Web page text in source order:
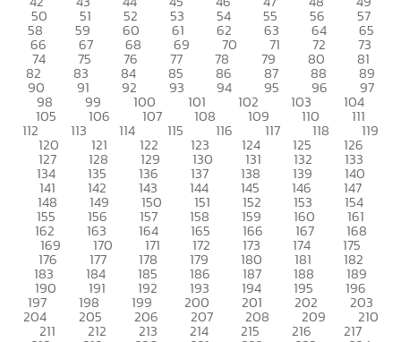
50 51 52 53 54 55 56 57
58 59 60 61 62 63 64 65
66 67 68 69 70 71 72 73
74 75 76 77 78 79 80 81
82 83 84 85 86 87 88 89
90 91 92 93 94 95 96 97
98 99 100 101 102 103 104
105 106 107 108 109 110 111
112 113 114 115 116 117 118 119
120 121 122 123 124 125 126
127 128 129 130 131 132 133
134 135 136 137 138 139 140
141 142 143 144 145 146 147
148 149 150 151 152 153 154
155 156 157 158 159 160 161
162 163 164 165 166 167 168
169 170 171 172 173 174 175
176 177 178 179 180 181 182
183 184 185 186 187 188 189
190 191 192 193 194 195 196
197 198 199 200 201 202 203
204 205 206 207 208 209 210
211 212 213 214 215 216 217